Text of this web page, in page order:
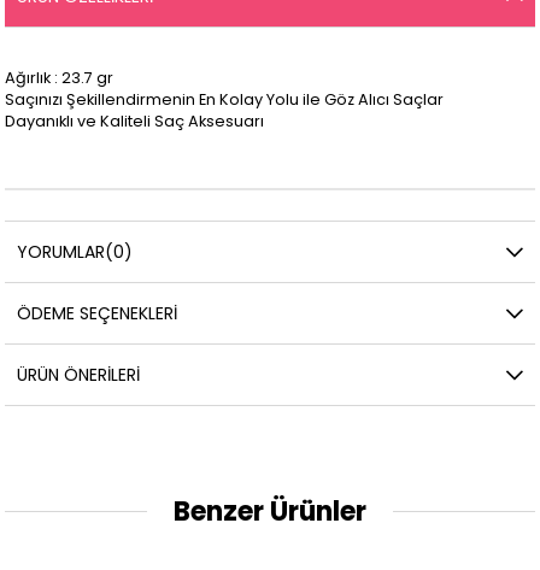
Ağırlık : 23.7 gr
Saçınızı Şekillendirmenin En Kolay Yolu ile Göz Alıcı Saçlar
Dayanıklı ve Kaliteli Saç Aksesuarı
YORUMLAR(0)
ÖDEME SEÇENEKLERI
ÜRÜN ÖNERILERI
Benzer Ürünler